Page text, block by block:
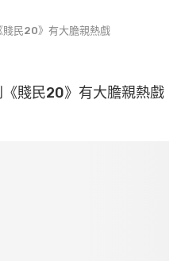
民20》有大膽親熱戲
賤民20》有大膽親熱戲